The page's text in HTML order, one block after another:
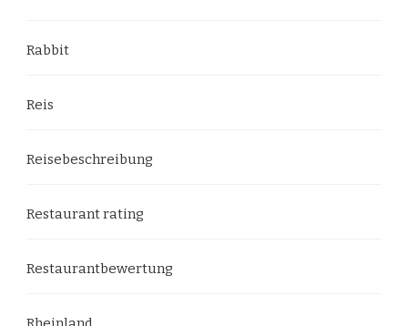
Rabbit
Reis
Reisebeschreibung
Restaurant rating
Restaurantbewertung